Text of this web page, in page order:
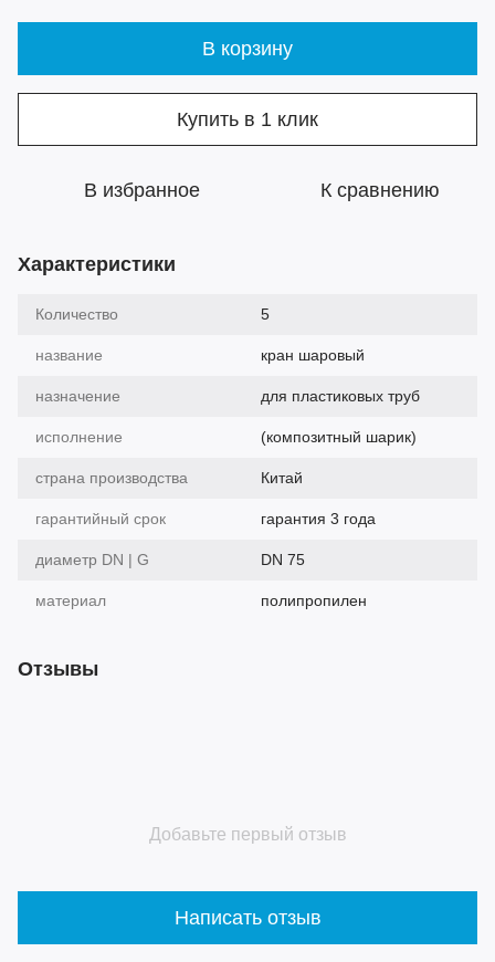
В корзину
Купить в 1 клик
В избранное К сравнению
Характеристики
Количество 5
название кран шаровый
назначение для пластиковых труб
исполнение (композитный шарик)
страна производства Китай
гарантийный срок гарантия 3 года
диаметр DN | G DN 75
материал полипропилен
Отзывы
Добавьте первый отзыв
Написать отзыв